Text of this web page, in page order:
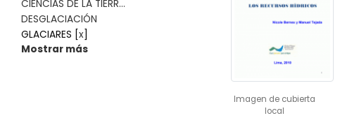
CIENCIAS DE LA TIERR...
DESGLACIACIÓN
GLACIARES [x]
Mostrar más
Imagen de cubierta
local